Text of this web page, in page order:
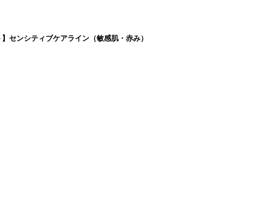
センシティブケアライン（敏感肌・赤み）